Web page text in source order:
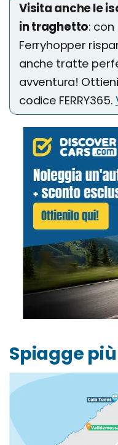
Visita anche le
in traghetto: con
Ferryhopper
anche tratte
avventura!
codice FERRY365.
Spiagge